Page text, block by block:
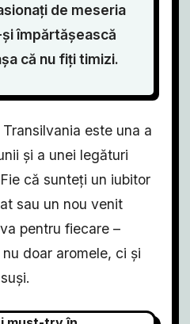
de meseria
împărtășească
că nu fiți timizi.
este una a
și a unei legături
că sunteți un iubitor
sau un nou venit
pentru fiecare –
doar aromele, ci și